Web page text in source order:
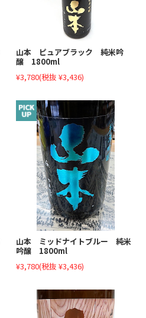
山本 ピュアブラック 純米吟
醸 1800ml
¥3,780(税抜 ¥3,436)
山本 ミッドナイトブルー 純米
吟醸 1800ml
¥3,780(税抜 ¥3,436)